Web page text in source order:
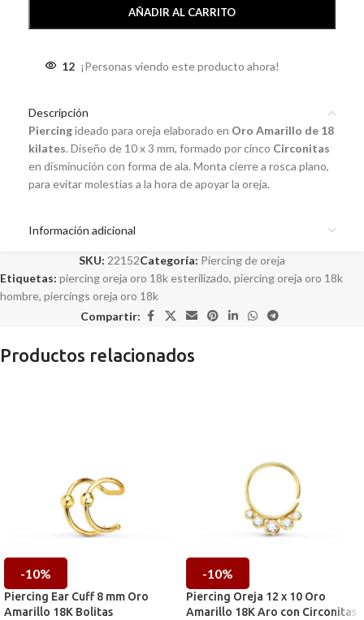
AÑADIR AL CARRITO
12 ¡Personas viendo este producto ahora!
Descripción
Piercingideado para oreja elaborado en Oro Amarillo de 18
kilates. Diseño de 10 x 3 mm, formado por cinco Circonitas
en disminución con forma de ala. Monta cierre a rosca plano,
para evitar molestias a la hora de apoyar la oreja.
Información adicional
SKU: 22152Categoría: Piercing de oreja
Etiquetas: piercing oreja oro 18k esterilizado, piercing oreja oro 18k
hombre, piercings oreja oro 18k
Compartir:
Productos relacionados
-10%
Piercing Ear Cuff 8 mm Oro
Amarillo 18K Bolitas
-10%
Piercing Oreja 12 x 10 Oro
Amarillo 18K Aro con Circonitas